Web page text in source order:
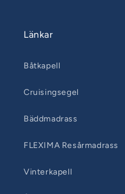
Länkar
Båtkapell
Cruisingsegel
Bäddmadrass
FLEXIMA Resårmadrass
Vinterkapell